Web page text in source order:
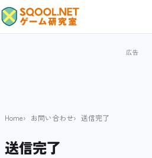
Home お問い合わせ 送信完了
送信完了